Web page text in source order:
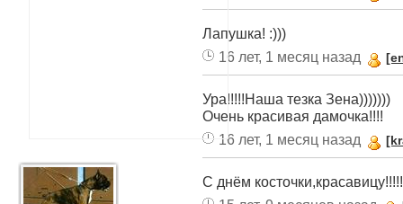
Лапушка! :)))
16 лет, 1 месяц назад
Ура!!!!!Наша тезка Зена)))))))
Очень красивая дамочка!!!!
16 лет, 1 месяц назад
С днём косточки,красавицу!!!!!